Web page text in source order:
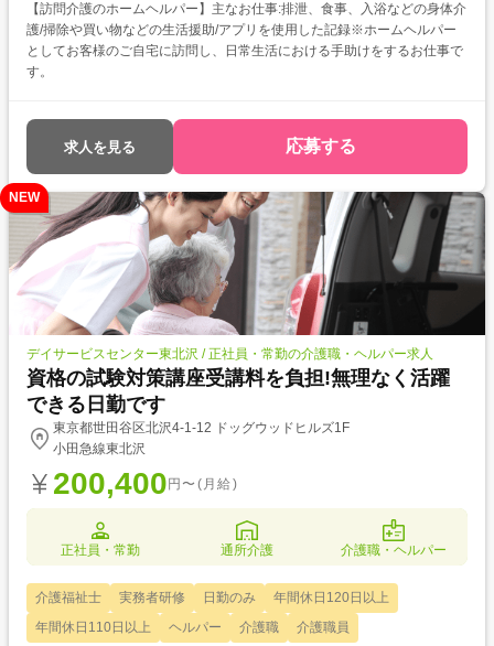
【訪問介護のホームヘルパー】主なお仕事:排泄、食事、入浴などの身体介
護/掃除や買い物などの生活援助/アプリを使用した記録※ホームヘルパー
としてお客様のご自宅に訪問し、日常生活における手助けをするお仕事で
す。
求人を見る 応募する
NEW
デイサービスセンター東北沢 / 正社員・常勤の介護職・ヘルパー求人
資格の試験対策講座受講料を負担!無理なく活躍
できる日勤です
東京都世田谷区北沢4-1-12 ドッグウッドヒルズ1F
小田急線東北沢
200,400 円〜(月給)
正社員・常勤 通所介護 介護職・ヘルパー
介護福祉士 実務者研修 日勤のみ
年間休日120日以上
年間休日110日以上
ヘルパー 介護職 介護職員